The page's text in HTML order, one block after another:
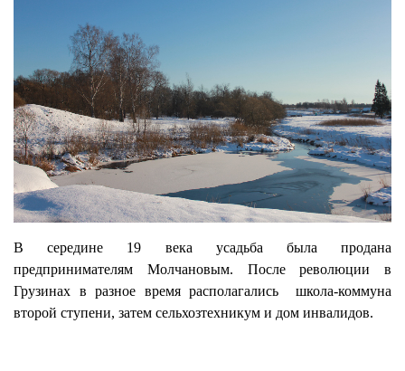
В середине 19 века усадьба была продана
предпринимателям Молчановым. После революции в
Грузинах в разное время располагались школа-коммуна
второй ступени, затем сельхозтехникум и дом инвалидов.